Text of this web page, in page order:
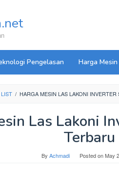
Pengelasan Harga Mesin
/ HARGA MESIN LAS LAKONI
Las Lakoni
Terbaru
By Achmadi Posted onMay